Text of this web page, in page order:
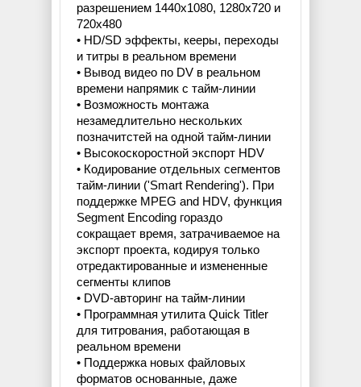
разрешением 1440x1080, 1280x720 и
720x480
• HD/SD эффекты, кееры, переходы
и титры в реальном времени
• Вывод видео по DV в реальном
времени напрямик с тайм-линии
• Возможность монтажа
незамедлительно нескольких
позначитстей на одной тайм-линии
• Высокоскоростной экспорт HDV
• Кодирование отдельных сегментов
тайм-линии ('Smart Rendering'). При
поддержке MPEG and HDV, функция
Segment Encoding гораздо
сокращает время, затрачиваемое на
экспорт проекта, кодируя только
отредактированные и измененные
сегменты клипов
• DVD-авторинг на тайм-линии
• Программная утилита Quick Titler
для титрования, работающая в
реальном времени
• Поддержка новых файловых
форматов основанные, даже